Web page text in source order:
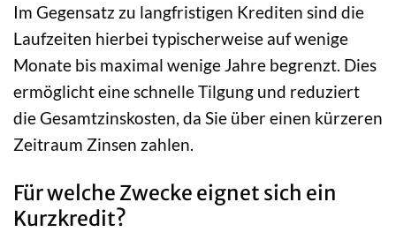
Im Gegensatz zu langfristigen Krediten sind die
Laufzeiten hierbei typischerweise auf wenige
Monate bis maximal wenige Jahre begrenzt. Dies
ermöglicht eine schnelle Tilgung und reduziert
die Gesamtzinskosten, da Sie über einen kürzeren
Zeitraum Zinsen zahlen.
Für welche Zwecke eignet sich ein
Kurzkredit?